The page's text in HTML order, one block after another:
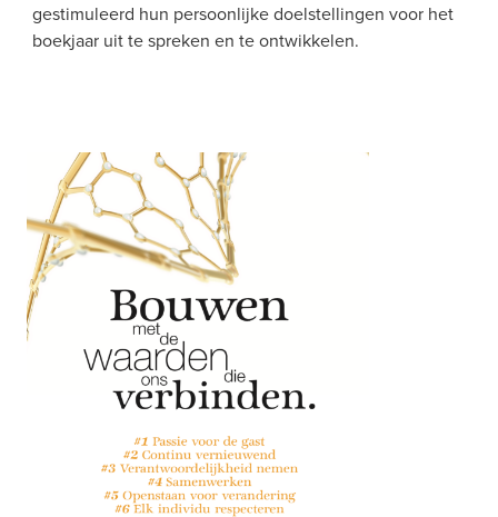
gestimuleerd hun persoonlijke doelstellingen voor het
boekjaar uit te spreken en te ontwikkelen.